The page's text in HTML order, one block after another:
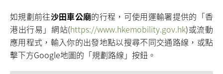
如規劃前往沙田車公廟的行程，可使用運輸署提供的「香
港出行易」網站(https://www.hkemobility.gov.hk)或流動
應用程式，輸入你的出發地點以搜尋不同交通路線，或點
擊下方Google地圖的「規劃路線」按鈕。